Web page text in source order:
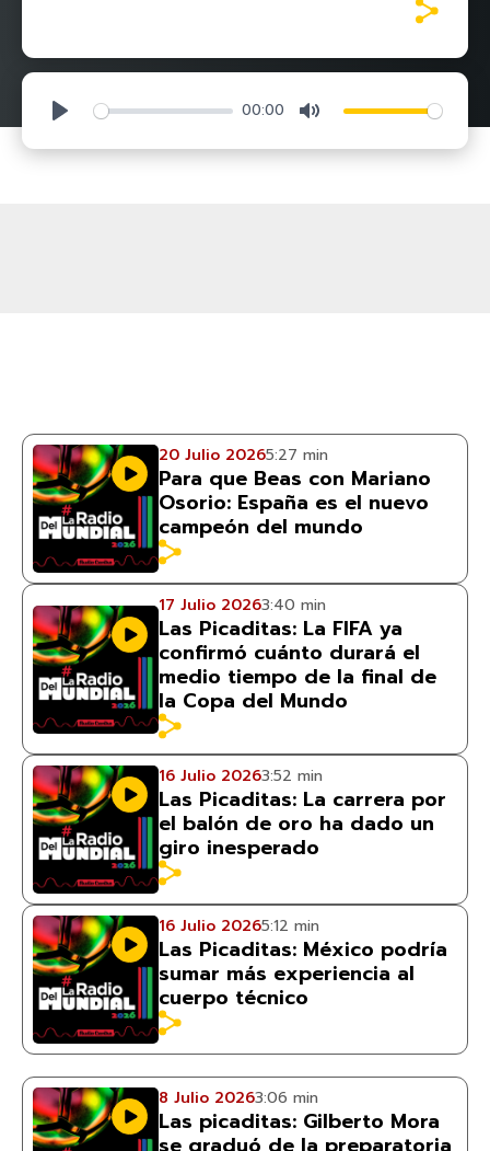
Play 00:00 Mute
20 Julio 20265:27 min
Para que Beas con Mariano
Osorio: España es el nuevo
campeón del mundo
17 Julio 20263:40 min
Las Picaditas: La FIFA ya
confirmó cuánto durará el
medio tiempo de la final de
la Copa del Mundo
16 Julio 20263:52 min
Las Picaditas: La carrera por
el balón de oro ha dado un
giro inesperado
16 Julio 20265:12 min
Las Picaditas: México podría
sumar más experiencia al
cuerpo técnico
8 Julio 20263:06 min
Las picaditas: Gilberto Mora